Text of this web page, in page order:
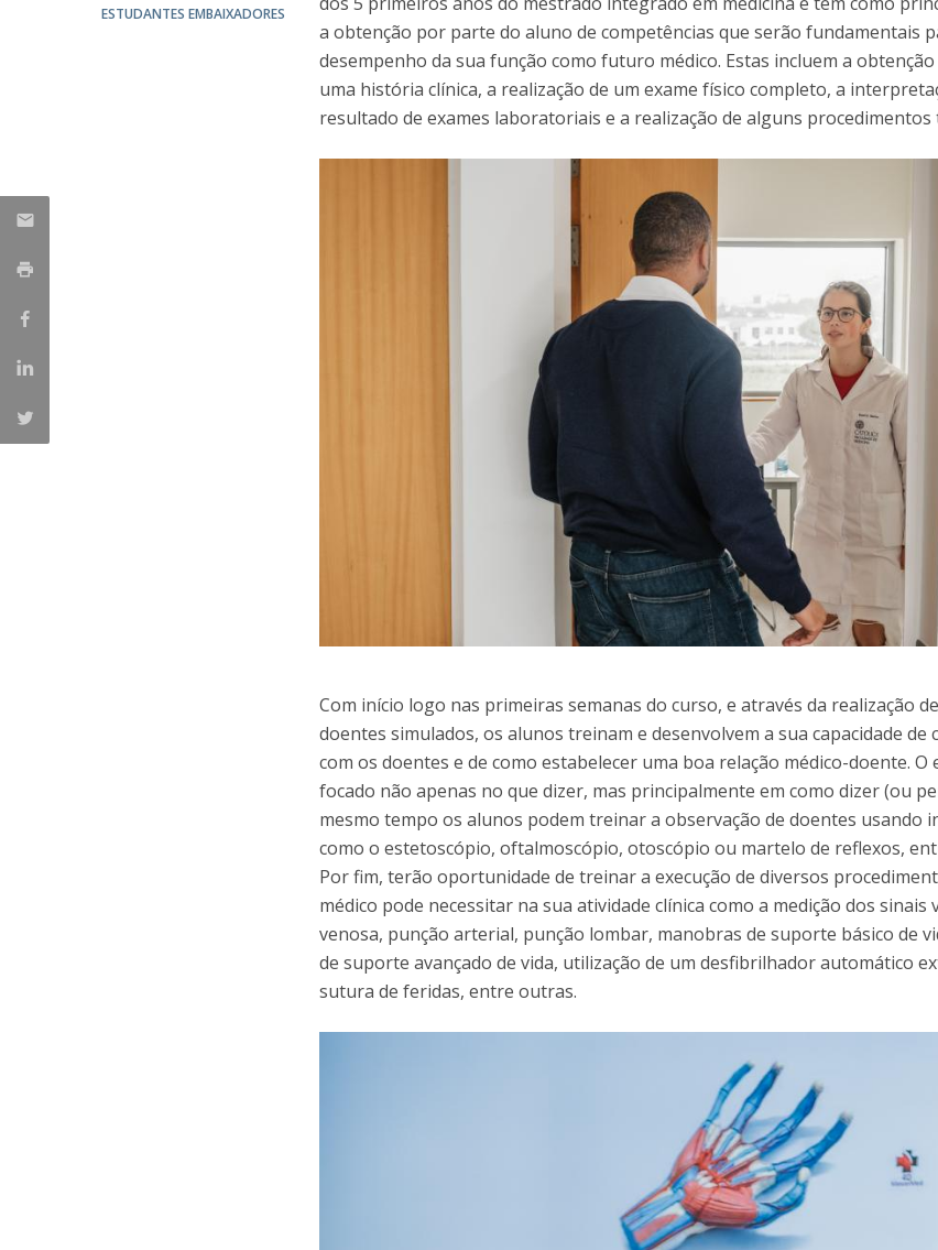
ESTUDANTES EMBAIXADORES
a obtenção por parte do aluno de competências que serão fundamentais
desempenho da sua função como futuro médico. Estas incluem a
uma história clínica, a realização de um exame físico completo, a
resultado de exames laboratoriais e a realização de alguns procedimentos
Com início logo nas primeiras semanas do curso, e através da realização
doentes simulados, os alunos treinam e desenvolvem a sua capacidade de
com os doentes e de como estabelecer uma boa relação médico-doente. O
focado não apenas no que dizer, mas principalmente em como dizer (ou
mesmo tempo os alunos podem treinar a observação de doentes usando
como o estetoscópio, oftalmoscópio, otoscópio ou martelo de reflexos,
Por fim, terão oportunidade de treinar a execução de diversos
médico pode necessitar na sua atividade clínica como a medição dos sinais
venosa, punção arterial, punção lombar, manobras de suporte básico de
de suporte avançado de vida, utilização de um desfibrilhador automático
sutura de feridas, entre outras.